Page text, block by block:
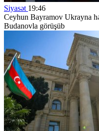
Siyasət 19:46
Ceyhun Bayramov Ukrayna
Budanovla görüşüb